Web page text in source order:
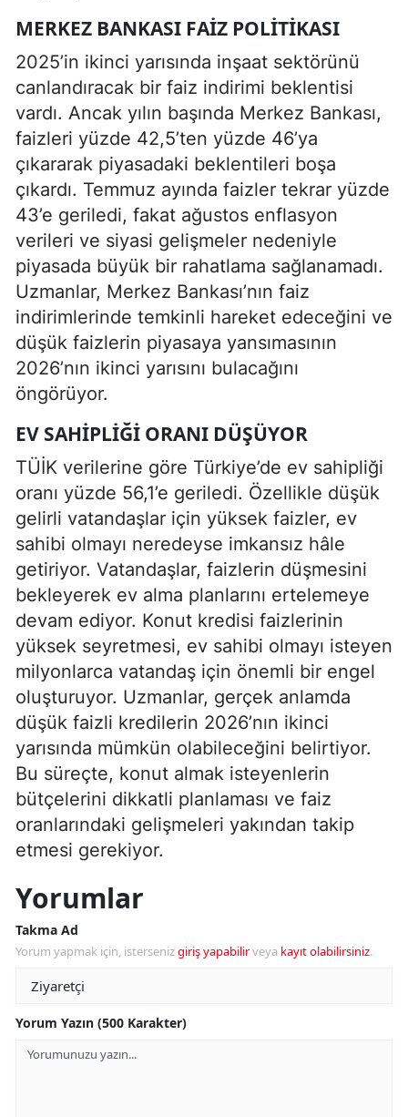
MERKEZ BANKASI FAIZ POLITIKASI
2025’in ikinci yarısında inşaat sektörünü
canlandıracak bir faiz indirimi beklentisi
vardı. Ancak yılın başında Merkez Bankası,
faizleri yüzde 42,5’ten yüzde 46’ya
çıkararak piyasadaki beklentileri boşa
çıkardı. Temmuz ayında faizler tekrar yüzde
43’e geriledi, fakat ağustos enflasyon
verileri ve siyasi gelişmeler nedeniyle
piyasada büyük bir rahatlama sağlanamadı.
Uzmanlar, Merkez Bankası’nın faiz
indirimlerinde temkinli hareket edeceğini ve
düşük faizlerin piyasaya yansımasının
2026’nın ikinci yarısını bulacağını
öngörüyor.
EV SAHIPLIĞI ORANI DÜŞÜYOR
TÜİK verilerine göre Türkiye’de ev sahipliği
oranı yüzde 56,1’e geriledi. Özellikle düşük
gelirli vatandaşlar için yüksek faizler, ev
sahibi olmayı neredeyse imkansız hâle
getiriyor. Vatandaşlar, faizlerin düşmesini
bekleyerek ev alma planlarını ertelemeye
devam ediyor. Konut kredisi faizlerinin
yüksek seyretmesi, ev sahibi olmayı isteyen
milyonlarca vatandaş için önemli bir engel
oluşturuyor. Uzmanlar, gerçek anlamda
düşük faizli kredilerin 2026’nın ikinci
yarısında mümkün olabileceğini belirtiyor.
Bu süreçte, konut almak isteyenlerin
bütçelerini dikkatli planlaması ve faiz
oranlarındaki gelişmeleri yakından takip
etmesi gerekiyor.
Yorumlar
Takma Ad
Yorum yapmak için, istersenizgiriş yapabilirveya kayıt olabilirsiniz.
Yorum Yazın (500 Karakter)